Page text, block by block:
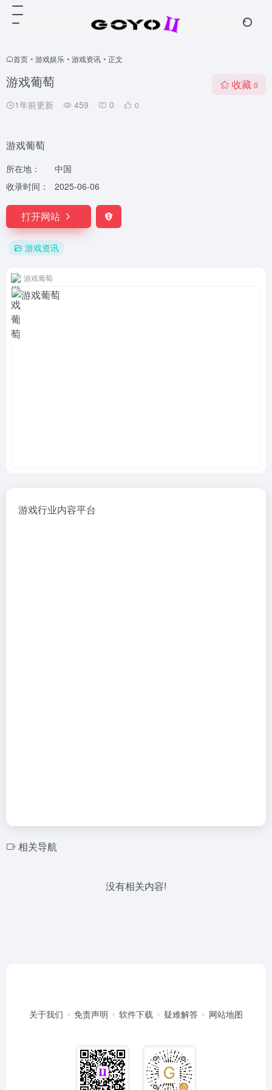
首页 • 游戏娱乐 • 游戏资讯 • 正文
游戏葡萄
1年前更新 459 0 0
收藏 0
游戏葡萄
所在地：
中国
收录时间：
2025-06-06
打开网站
游戏资讯
游戏葡萄
游戏行业内容平台
相关导航
没有相关内容!
关于我们 免责声明 软件下载 疑难解答 网站地图